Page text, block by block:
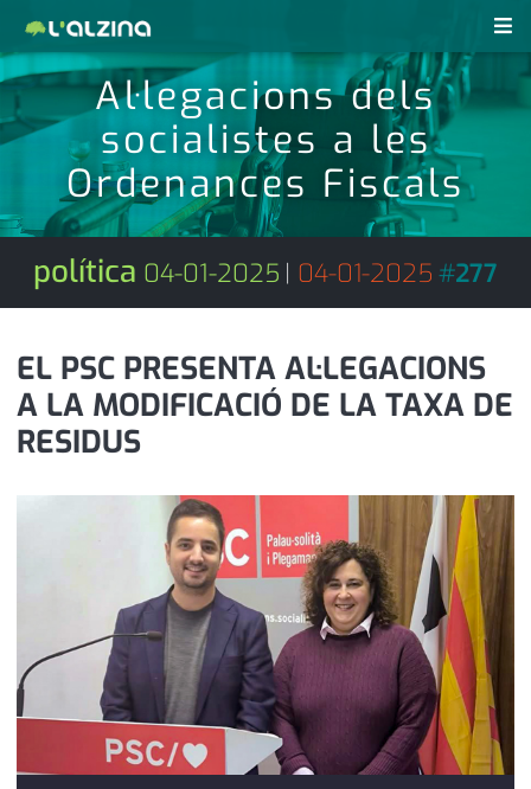
notícies
últimes notícies
activitats
agenda
empresa
esports
medi ambient
opinió
política
promo serveis
reportatge
revistes pdf
anunciants
subscripció
contacte
telèfons
calendari
Al·legacions dels
socialistes a les
Ordenances Fiscals
política 04-01-2025 | 04-01-2025 #277
EL PSC PRESENTA AL·LEGACIONS
A LA MODIFICACIÓ DE LA TAXA DE
RESIDUS